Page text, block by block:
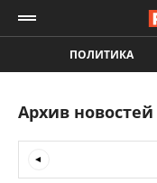
ПОЛИТИКА
Архив новостей